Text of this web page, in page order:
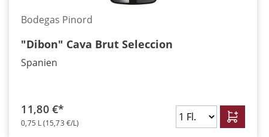
Bodegas Pinord
"Dibon" Cava Brut Seleccion
Spanien
11,80 €*
0,75 L(15,73 €/L)